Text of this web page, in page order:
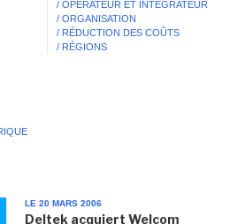
/ OPÉRATEUR ET INTÉGRATEUR
/ ORGANISATION
/ RÉDUCTION DES COÛTS
/ RÉGIONS
LE 20 MARS 2006
Deltek acquiert Welcom